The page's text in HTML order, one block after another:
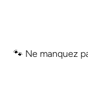
🐾 Ne manquez